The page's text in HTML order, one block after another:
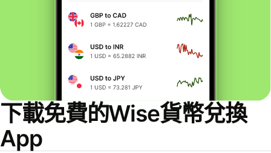
下載免費的Wise貨幣兌換
App